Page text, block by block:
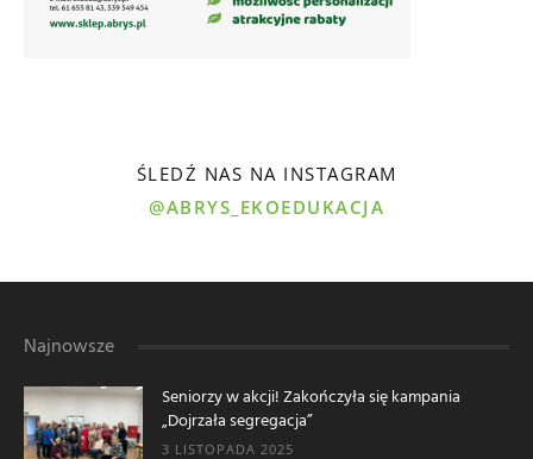
ŚLEDŹ NAS NA INSTAGRAM
@ABRYS_EKOEDUKACJA
Najnowsze
Seniorzy w akcji! Zakończyła się kampania
„Dojrzała segregacja”
3 LISTOPADA 2025